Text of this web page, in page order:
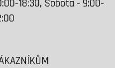
18:30, Sobota - 9:00-